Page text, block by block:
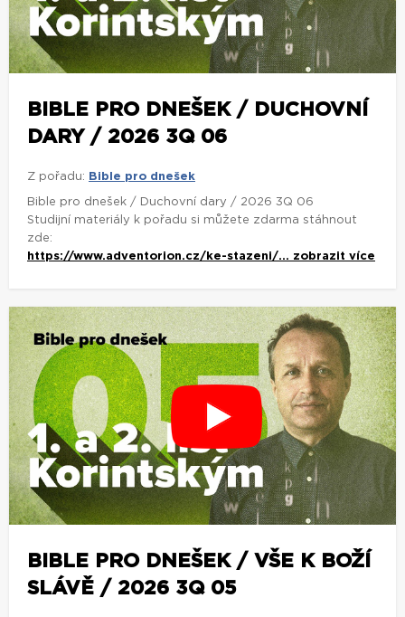
BIBLE PRO DNEŠEK / DUCHOVNÍ
DARY / 2026 3Q 06
Z pořadu: Bible pro dnešek
Bible pro dnešek / Duchovní dary / 2026 3Q 06
Studijní materiály k pořadu si můžete zdarma stáhnout
zde:
https://www.adventorion.cz/ke-stazeni/... zobrazit více
BIBLE PRO DNEŠEK / VŠE K BOŽÍ
SLÁVĚ / 2026 3Q 05